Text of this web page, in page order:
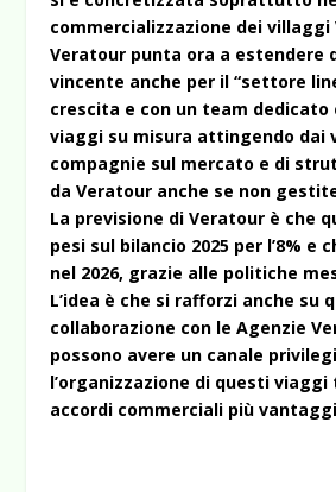
commercializzazione dei villaggi
Veratour punta ora a estendere
vincente anche per il “settore
crescita e con un team dedicato
viaggi su misura attingendo dai
compagnie sul mercato e di
da Veratour anche se non
La previsione di Veratour è che
pesi sul bilancio 2025 per l’8% e
nel 2026, grazie alle politiche
L’idea è che si rafforzi anche su
collaborazione con le Agenzie
possono avere un canale
l’organizzazione di questi viaggi
accordi commerciali più